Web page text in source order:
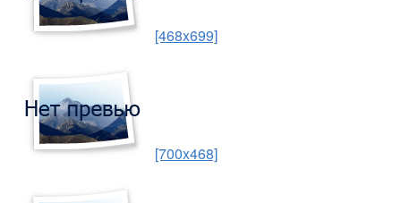
[468x699]
[700x468]